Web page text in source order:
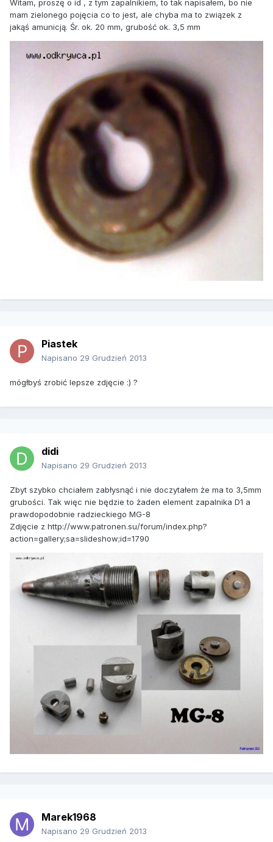
Witam, proszę o id , z tym zapalnikiem, to tak napisałem, bo nie
mam zielonego pojęcia co to jest, ale chyba ma to związek z
jakąś amunicją. Śr. ok. 20 mm, grubość ok. 3,5 mm
Piastek
Napisano 29 Grudzień 2013
mógłbyś zrobić lepsze zdjęcie :) ?
didi
Napisano 29 Grudzień 2013
Zbyt szybko chciałem zabłysnąć i nie doczytałem że ma to 3,5mm
grubości. Tak więc nie będzie to żaden element zapalnika D1 a
prawdopodobnie radzieckiego MG-8
Zdjęcie z http://www.patronen.su/forum/index.php?
action=gallery;sa=slideshow;id=1790
Marek1968
Napisano 29 Grudzień 2013